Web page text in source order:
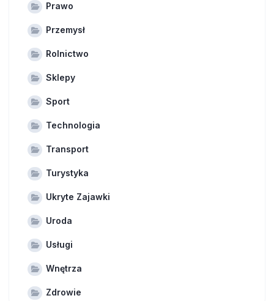
Prawo
Przemysł
Rolnictwo
Sklepy
Sport
Technologia
Transport
Turystyka
Ukryte Zajawki
Uroda
Usługi
Wnętrza
Zdrowie